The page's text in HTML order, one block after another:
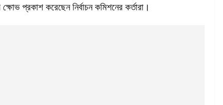
প্রকাশ করেছেন নির্বাচন কমিশনের কর্তারা।